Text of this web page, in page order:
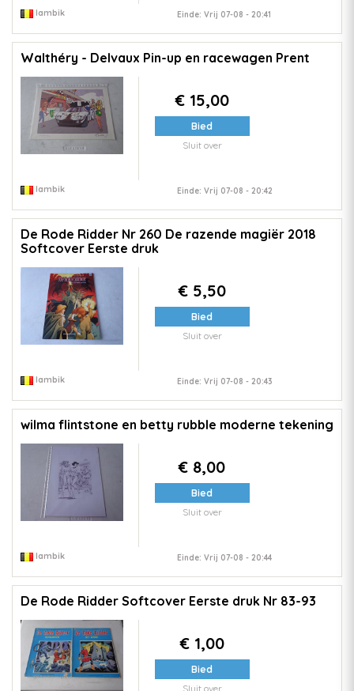
lambik Einde: Vrij 07-08 - 20:41
Walthéry - Delvaux Pin-up en racewagen Prent
€ 15,00
Bied
Sluit over
lambik Einde: Vrij 07-08 - 20:42
De Rode Ridder Nr 260 De razende magiër 2018
Softcover Eerste druk
€ 5,50
Bied
Sluit over
lambik Einde: Vrij 07-08 - 20:43
wilma flintstone en betty rubble moderne tekening
€ 8,00
Bied
Sluit over
lambik Einde: Vrij 07-08 - 20:44
De Rode Ridder Softcover Eerste druk Nr 83-93
€ 1,00
Bied
Sluit over